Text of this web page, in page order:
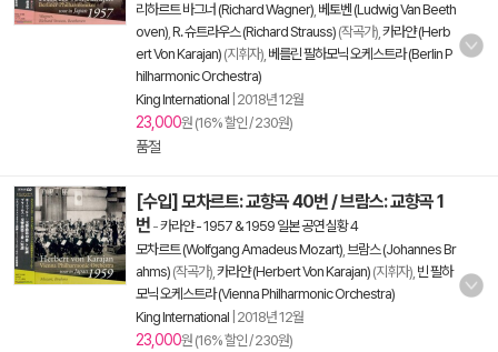
리하르트 바그너 (Richard Wagner) 베토벤 (Ludwig Van Beeth
oven) R. 슈트라우스 (Richard Strauss) (작곡가), 카라얀 (Herb
ert Von Karajan) (지휘자), 베를린 필하모닉 오케스트라 (Berlin P
hilharmonic Orchestra)
King International 2018년 12월
23,000원 (16% 할인 / 230원)
품절
[수입] 모차르트: 교향곡 40번 / 브람스: 교향곡 1
번 -카라얀 - 1957 & 1959 일본 공연 실황 4
모차르트 (Wolfgang Amadeus Mozart) 브람스 (Johannes Br
ahms) (작곡가), 카라얀 (Herbert Von Karajan) (지휘자), 빈 필하
모닉 오케스트라 (Vienna Philharmonic Orchestra)
King International 2018년 12월
23,000원 (16% 할인 / 230원)